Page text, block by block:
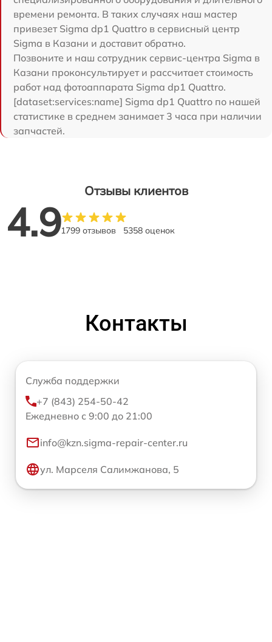
времени ремонта. В таких случаях наш мастер
привезет Sigma dp1 Quattro в сервисный центр
Sigma в Казани и доставит обратно.
Позвоните и наш сотрудник сервис-центра Sigma в
Казани проконсультирует и рассчитает стоимость
работ над фотоаппарата Sigma dp1 Quattro.
[dataset:services:name] Sigma dp1 Quattro по нашей
статистике в среднем занимает 3 часа при наличии
запчастей.
Отзывы клиентов
4.91799 отзывов 5358 оценок
Контакты
Служба поддержки
+7 (843) 254-50-42
Ежедневно с 9:00 до 21:00
info@kzn.sigma-repair-center.ru
ул. Марселя Салимжанова, 5